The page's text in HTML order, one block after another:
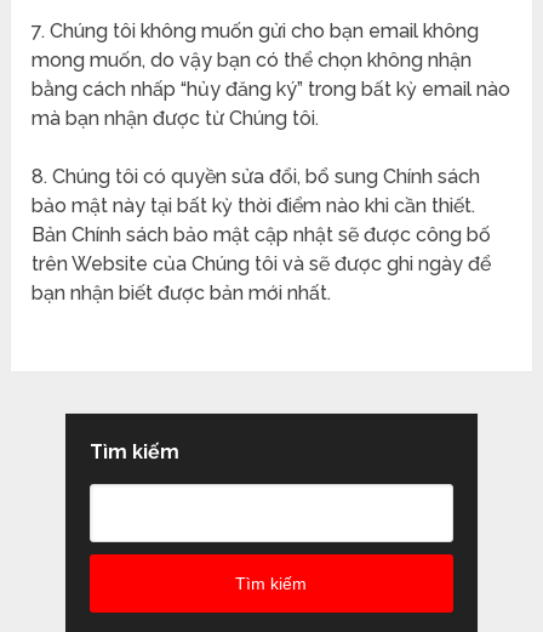
7. Chúng tôi không muốn gửi cho bạn email không
mong muốn, do vậy bạn có thể chọn không nhận
bằng cách nhấp “hủy đăng ký” trong bất kỳ email nào
mà bạn nhận được từ Chúng tôi.
8. Chúng tôi có quyền sửa đổi, bổ sung Chính sách
bảo mật này tại bất kỳ thời điểm nào khi cần thiết.
Bản Chính sách bảo mật cập nhật sẽ được công bố
trên Website của Chúng tôi và sẽ được ghi ngày để
bạn nhận biết được bản mới nhất.
Tìm kiếm
Tìm kiếm